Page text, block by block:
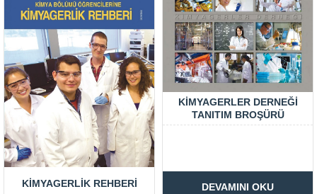
KIMYAGERLIK REHBERI
KIMYAGERLER DERNEĞI
TANITIM BROŞÜRÜ
DEVAMINI OKU